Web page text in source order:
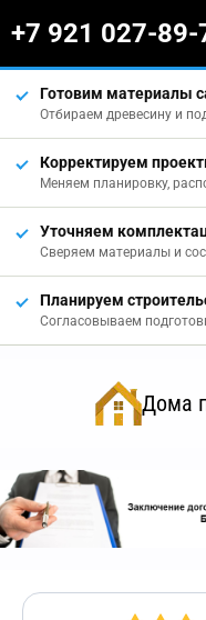
+7 921 027-89-
Готовим материалы
Отбираем древесину и
Корректируем
Меняем планировку,
Уточняем
Сверяем материалы и
Планируем
Согласовываем
Дома